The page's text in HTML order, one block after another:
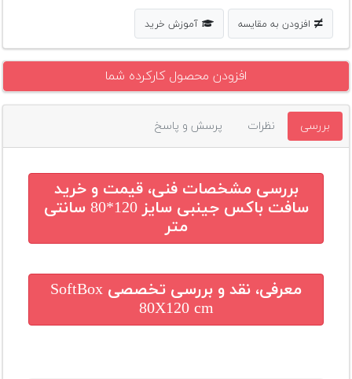
دوربین
بله
افزودن به مقایسه آموزش خرید
افزودن محصول کارکرده شما
بررسی نظرات پرسش و پاسخ
بررسی مشخصات فنی، قیمت و خرید
سافت باکس جینبی سایز 120*80 سانتی
متر
معرفی، نقد و بررسی تخصصی SoftBox
80X120 cm